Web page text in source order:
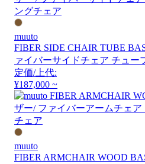
muuto
FIBER SIDE CHAIR TUBE
ァイバーサイドチェア チュー
定価/上代:
¥187,000 ~
muuto
FIBER ARMCHAIR WOOD